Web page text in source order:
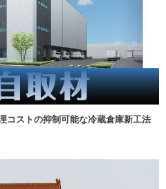
コストの抑制可能な冷蔵倉庫新工法